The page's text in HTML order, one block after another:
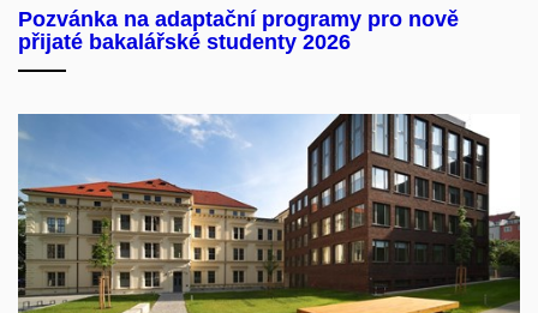
Pozvánka na adaptační programy pro nově
přijaté bakalářské studenty 2026